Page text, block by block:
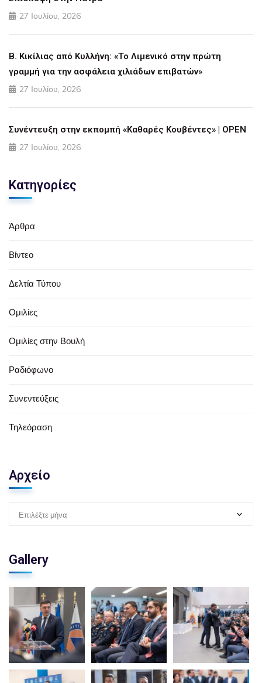
27 Ιουλίου, 2026
Β. Κικίλιας από Κυλλήνη: «Το Λιμενικό στην πρώτη
γραμμή για την ασφάλεια χιλιάδων επιβατών»
27 Ιουλίου, 2026
Συνέντευξη στην εκπομπή «Καθαρές Κουβέντες» | OPEN
27 Ιουλίου, 2026
Κατηγορίες
Άρθρα
Βίντεο
Δελτία Τύπου
Ομιλίες
Ομιλίες στην Βουλή
Ραδιόφωνο
Συνεντεύξεις
Τηλεόραση
Αρχείο
Επιλέξτε μήνα
Gallery